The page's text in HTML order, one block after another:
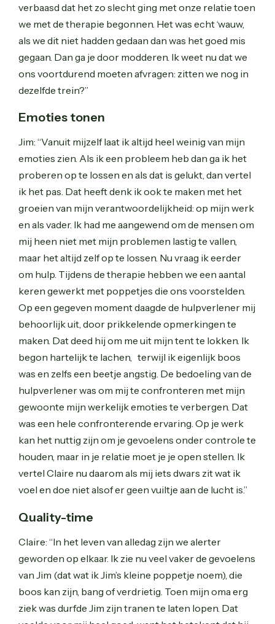
verbaasd dat het zo slecht ging met onze relatie toen
we met de therapie begonnen. Het was echt ‘wauw,
als we dit niet hadden gedaan dan was het goed mis
gegaan. Dan ga je door modderen. Ik weet nu dat we
ons voortdurend moeten afvragen: zitten we nog in
dezelfde trein?”
Emoties tonen
Jim: “Vanuit mijzelf laat ik altijd heel weinig van mijn
emoties zien. Als ik een probleem heb dan ga ik het
proberen op te lossen en als dat is gelukt, dan vertel
ik het pas. Dat heeft denk ik ook te maken met het
groeien van mijn verantwoordelijkheid: op mijn werk
en als vader. Ik had me aangewend om de mensen om
mij heen niet met mijn problemen lastig te vallen,
maar het altijd zelf op te lossen. Nu vraag ik eerder
om hulp. Tijdens de therapie hebben we een aantal
keren gewerkt met poppetjes die ons voorstelden.
Op een gegeven moment daagde de hulpverlener mij
behoorlijk uit, door prikkelende opmerkingen te
maken. Dat deed hij om me uit mijn tent te lokken. Ik
begon hartelijk te lachen, terwijl ik eigenlijk boos
was en zelfs een beetje angstig. De bedoeling van de
hulpverlener was om mij te confronteren met mijn
gewoonte mijn werkelijk emoties te verbergen. Dat
was een hele confronterende ervaring. Op je werk
kan het nuttig zijn om je gevoelens onder controle te
houden, maar in je relatie moet je je open stellen. Ik
vertel Claire nu daarom als mij iets dwars zit wat ik
voel en doe niet alsof er geen vuiltje aan de lucht is.”
Quality-time
Claire: “In het leven van alledag zijn we alerter
geworden op elkaar. Ik zie nu veel vaker de gevoelens
van Jim (dat wat ik Jim’s kleine poppetje noem), die
boos kan zijn, bang of verdrietig. Toen mijn oma erg
ziek was durfde Jim zijn tranen te laten lopen. Dat